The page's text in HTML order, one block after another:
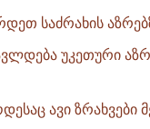
საძრახის
უკეთური
ავი ზრახვები